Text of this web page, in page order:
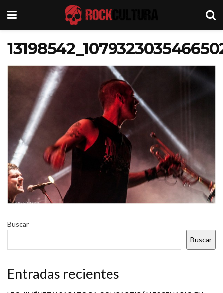
Buscar
Buscar
Entradas recientes